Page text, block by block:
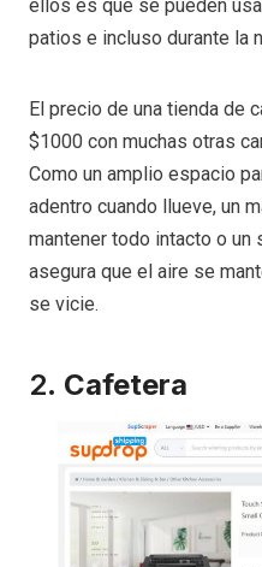
ellos es que se pueden
patios e incluso durante la
El precio de una tienda de
$1000 con muchas otras
Como un amplio espacio
adentro cuando llueve, un
mantener todo intacto o
asegura que el aire se
se vicie.
2. Cafetera